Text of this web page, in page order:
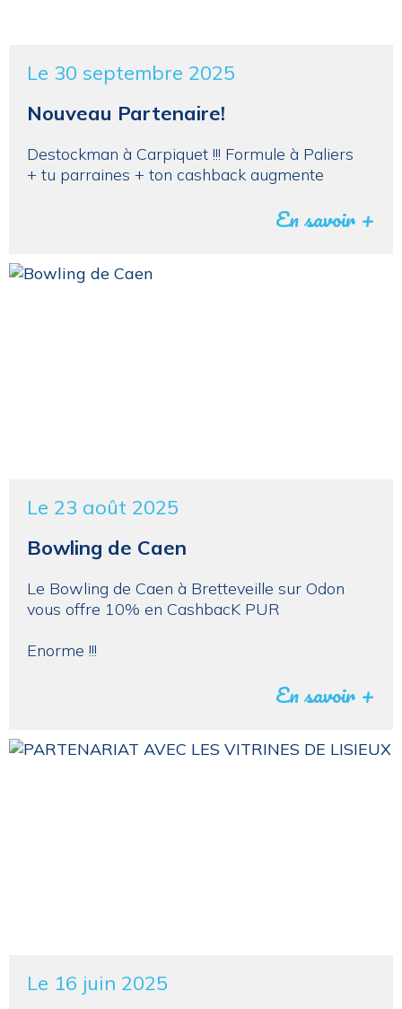
Le 30 septembre 2025
Nouveau Partenaire!
Destockman à Carpiquet !!! Formule à Paliers
+ tu parraines + ton cashback augmente
En savoir +
Le 23 août 2025
Bowling de Caen
Le Bowling de Caen à Bretteveille sur Odon
vous offre 10% en CashbacK PUR
Enorme !!!
En savoir +
Le 16 juin 2025